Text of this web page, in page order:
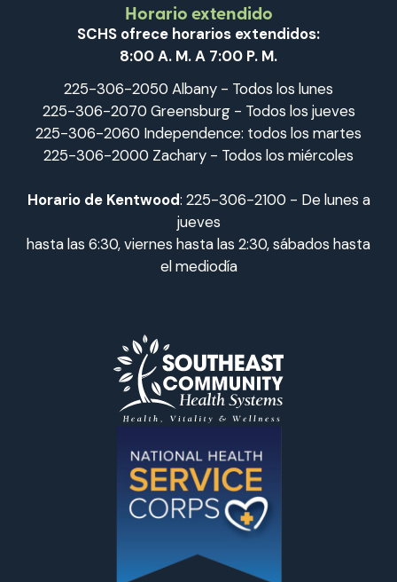
Horario extendido
SCHS ofrece horarios extendidos:
8:00 A. M. A 7:00 P. M.
225-306-2050 Albany - Todos los lunes
225-306-2070 Greensburg - Todos los jueves
225-306-2060 Independence: todos los martes
225-306-2000 Zachary - Todos los miércoles
Horario de Kentwood: 225-306-2100 - De lunes a
jueves
hasta las 6:30, viernes hasta las 2:30, sábados hasta
el mediodía